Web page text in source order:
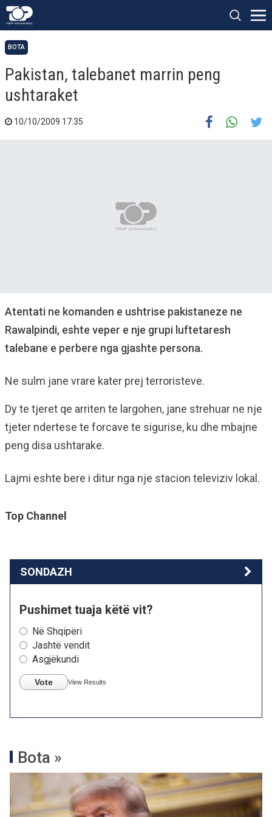
BOTA
Pakistan, talebanet marrin peng
ushtaraket
10/10/2009 17:35
Atentati ne komanden e ushtrise pakistaneze ne
Rawalpindi, eshte veper e nje grupi luftetaresh
talebane e perbere nga gjashte persona.
Ne sulm jane vrare kater prej terroristeve.
Dy te tjeret qe arriten te largohen, jane strehuar ne nje
tjeter ndertese te forcave te sigurise, ku dhe mbajne
peng disa ushtarake.
Lajmi eshte bere i ditur nga nje stacion televiziv lokal.
Top Channel
SONDAZH
Pushimet tuaja këtë vit?
Në Shqipëri
Jashtë vendit
Asgjëkundi
Vote View Results
Bota »